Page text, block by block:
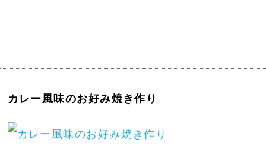
カレー風味のお好み焼き作り